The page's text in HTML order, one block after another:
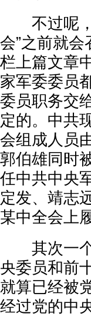
不过呢，
会”之前就
栏上篇文章
家军委委员
委员职务交
定的。中共
会组成人员
郭伯雄同时
任中共中央
定发、靖志
某中全会上
其次一个
央委员和前
就算已经被
经过党的中